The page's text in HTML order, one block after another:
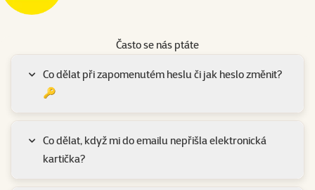
Často se nás ptáte
Co dělat při zapomenutém heslu či jak heslo změnit?
🔑
Co dělat, když mi do emailu nepřišla elektronická
kartička?